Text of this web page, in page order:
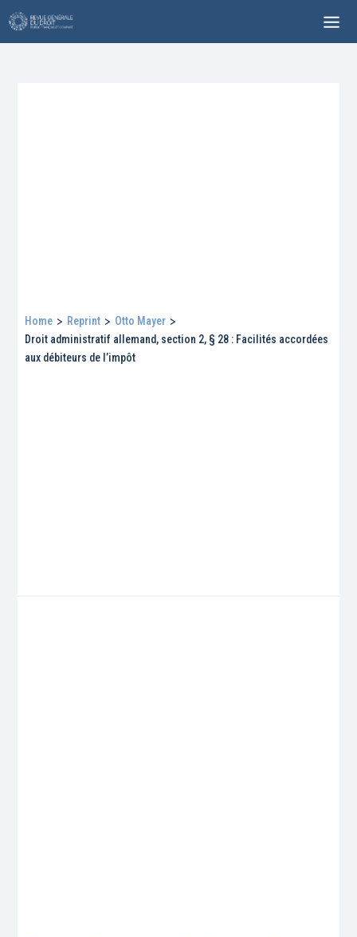
Home > Reprint > Otto Mayer >
Droit administratif allemand, section 2, § 28 : Facilités accordées
aux débiteurs de l’impôt